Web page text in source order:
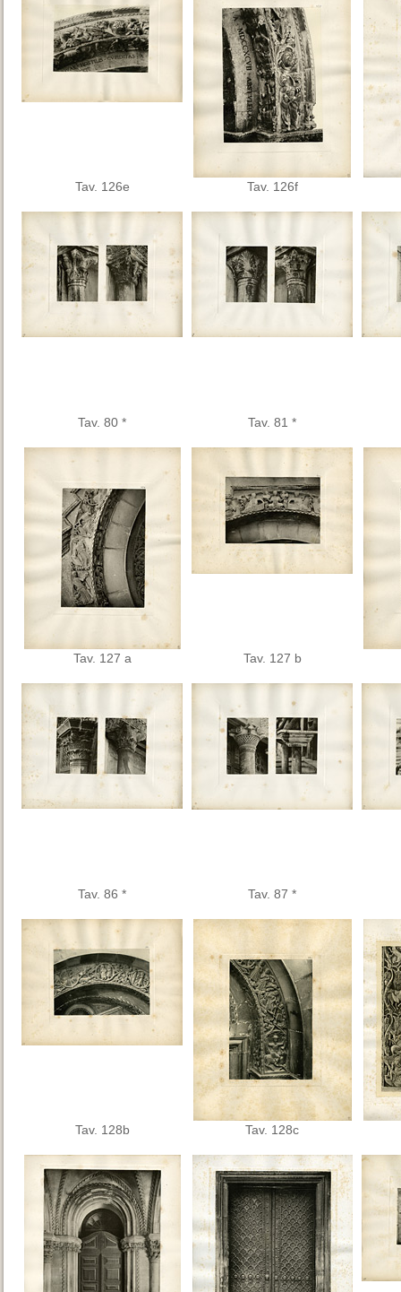
Tav. 126e Tav. 126f
Tav. 80 * Tav. 81 *
Tav. 127 a Tav. 127 b
Tav. 86 * Tav. 87 *
Tav. 128b Tav. 128c